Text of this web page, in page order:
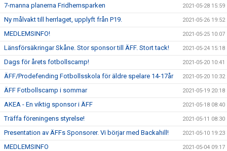
7-manna planerna Fridhemsparken 2021-05-28 15:59
Ny målvakt till herrlaget, upplyft från P19. 2021-05-26 19:52
MEDLEMSINFO! 2021-05-25 10:07
Länsförsäkringar Skåne. Stor sponsor till ÄFF. Stort tack! 2021-05-24 15:18
Dags för årets fotbollscamp! 2021-05-20 10:41
ÄFF/Prodefending Fotbollsskola för äldre spelare 14-17år 2021-05-20 10:32
ÄFF Fotbollscamp i sommar 2021-05-19 20:18
AKEA - En viktig sponsor i ÄFF 2021-05-18 08:40
Träffa föreningens styrelse! 2021-05-11 08:30
Presentation av ÄFFs Sponsorer. Vi börjar med Backahill! 2021-05-10 19:23
MEDLEMSINFO 2021-05-04 09:17